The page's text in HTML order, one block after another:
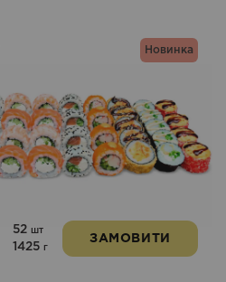
Новинка
52 шт
1425 г
ЗАМОВИТИ